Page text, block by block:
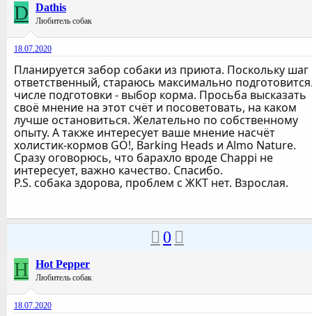
D Dathis
Любитель собак
18.07.2020
Планируется забор собаки из приюта. Поскольку шаг
ответственный, стараюсь максимально
числе подготовки - выбор корма. Просьба высказать
своё мнение на этот счёт и посоветовать, на каком
лучше остановиться. Желательно по собственному
опыту. А также интересует ваше мнение насчёт
холистик-кормов GO!, Barking Heads и Almo Nature.
Сразу оговорюсь, что барахло вроде Chappi не
интересует, важно качество. Спасибо.
P.S. собака здорова, проблем с ЖКТ нет. Взрослая.
0
H Hot Pepper
Любитель собак
18.07.2020